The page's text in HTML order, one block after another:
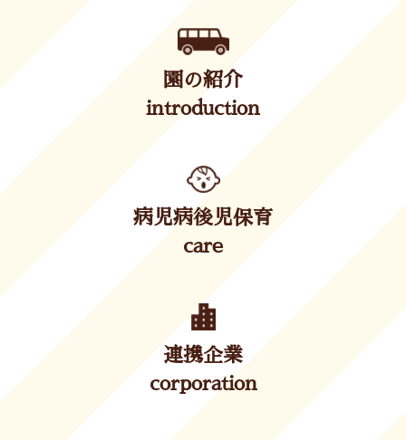
園の紹介
introduction
病児病後児保育
care
連携企業
corporation